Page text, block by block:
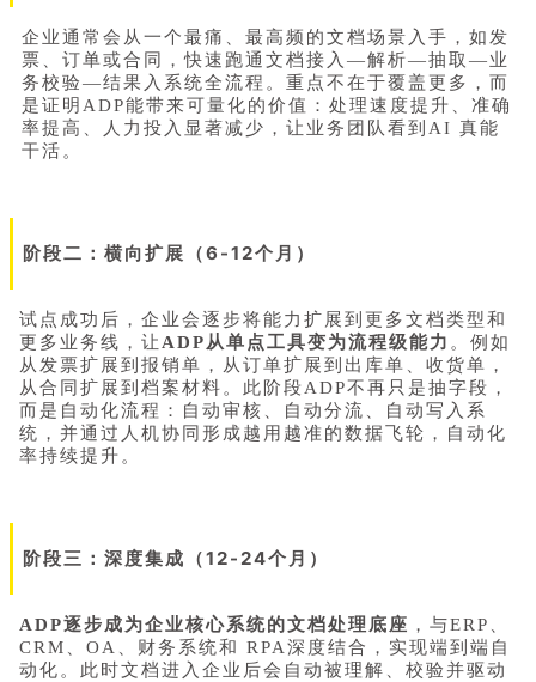
企业通常会从一个最痛、最高频的文档场景入手，如发
票、订单或合同，快速跑通文档接入—解析—抽取—业
务校验—结果入系统全流程。重点不在于覆盖更多，而
是证明ADP能带来可量化的价值：处理速度提升、准确
率提高、人力投入显著减少，让业务团队看到AI 真能
干活。
阶段二：横向扩展（6-12个月）
试点成功后，企业会逐步将能力扩展到更多文档类型和
更多业务线，让 ADP从单点工具变为流程级能力 。例如
从发票扩展到报销单，从订单扩展到出库单、收货单，
从合同扩展到档案材料。此阶段ADP不再只是抽字段，
而是自动化流程：自动审核、自动分流、自动写入系
统，并通过人机协同形成越用越准的数据飞轮，自动化
率持续提升。
阶段三：深度集成（12-24个月）
ADP逐步成为企业核心系统的文档处理底座 ，与ERP、
CRM、OA、财务系统和 RPA深度结合，实现端到端自
动化。此时文档进入企业后会自动被理解、校验并驱动